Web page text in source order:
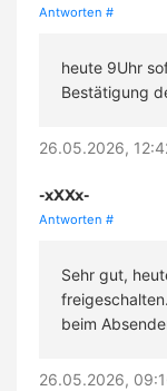
Antworten #
heute 9Uhr
Bestätigung
26.05.2026,
-xXXx-
Antworten #
Sehr gut,
beim
26.05.2026,